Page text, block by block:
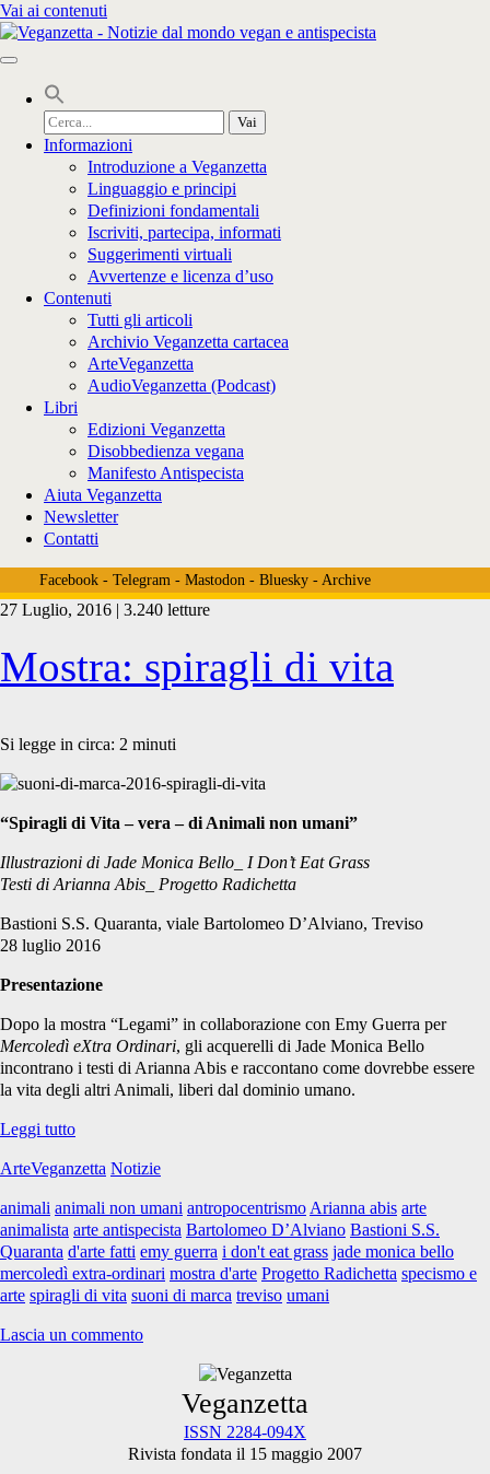
Vai ai contenuti
Cerca
per:
Informazioni
Introduzione a Veganzetta
Linguaggio e principi
Definizioni fondamentali
Iscriviti, partecipa, informati
Suggerimenti virtuali
Avvertenze e licenza d’uso
Contenuti
Tutti gli articoli
Archivio Veganzetta cartacea
ArteVeganzetta
AudioVeganzetta (Podcast)
Libri
Edizioni Veganzetta
Disobbedienza vegana
Manifesto Antispecista
Aiuta Veganzetta
Newsletter
Contatti
Facebook- Telegram- Mastodon- Bluesky- Archive
Tag:
<span>d’arte
fatti</span>
27 Luglio, 2016 | 3.240 letture
Mostra: spiragli di vita
Si legge in circa: 2 minuti
“Spiragli di Vita – vera – di Animali non umani”
Illustrazioni di Jade Monica Bello_ I Don’t Eat Grass
Testi di Arianna Abis_ Progetto Radichetta
Bastioni S.S. Quaranta, viale Bartolomeo D’Alviano, Treviso
28 luglio 2016
Presentazione
Dopo la mostra “Legami” in collaborazione con Emy Guerra per
Mercoledì eXtra Ordinari, gli acquerelli di Jade Monica Bello
incontrano i testi di Arianna Abis e raccontano come dovrebbe essere
la vita degli altri Animali, liberi dal dominio umano.
Leggi tuttoMostra:
di
ArteVeganzetta Notizie
animali animali non umani antropocentrismo Arianna abis arte
animalista arte antispecista Bartolomeo D’Alviano Bastioni S.S.
Quaranta d'arte fatti emy guerra i don't eat grass jade monica bello
mercoledì extra-ordinari mostra d'arte Progetto Radichetta specismo e
arte spiragli di vita suoni di marca treviso umani
Lascia un commento
Veganzetta
ISSN 2284-094X
Rivista fondata il 15 maggio 2007